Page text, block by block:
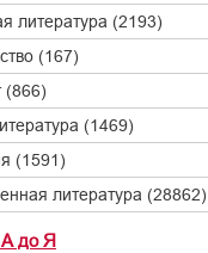
литература (2193)
(167)
(866)
(1469)
(1591)
литература (28862)
А до Я